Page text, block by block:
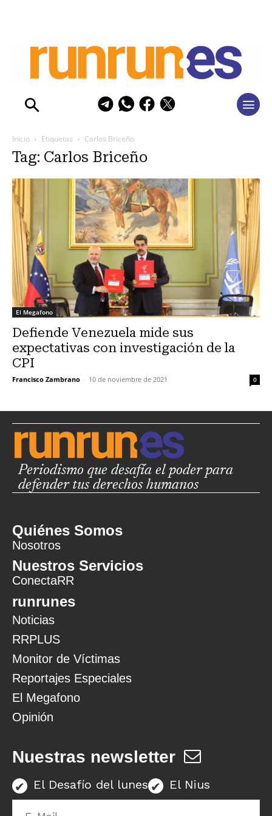
Inicio Etiquetas Carlos Briceño
Tag: Carlos Briceño
El Megafono
Defiende Venezuela mide sus
expectativas con investigación de la
CPI
Francisco Zambrano - 10 de noviembre de 2021 0
Periodismo que desafía el poder para
defender tus derechos humanos
Quiénes Somos
Nosotros
Nuestros Servicios
ConectaRR
runrunes
Noticias
RRPLUS
Monitor de Víctimas
Reportajes Especiales
El Megafono
Opinión
Nuestras newsletter
El Desafío del lunes El Nius